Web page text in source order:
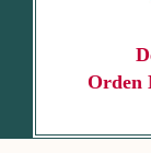
Orden